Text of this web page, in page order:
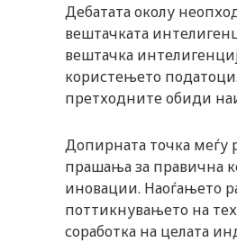
Дебатата околу
вештачката
вештачка
користењето
претходните обиди
Допирната точка меѓу
прашања за правична
иновации. Наоѓањето
поттикнувањето на
соработка на целата